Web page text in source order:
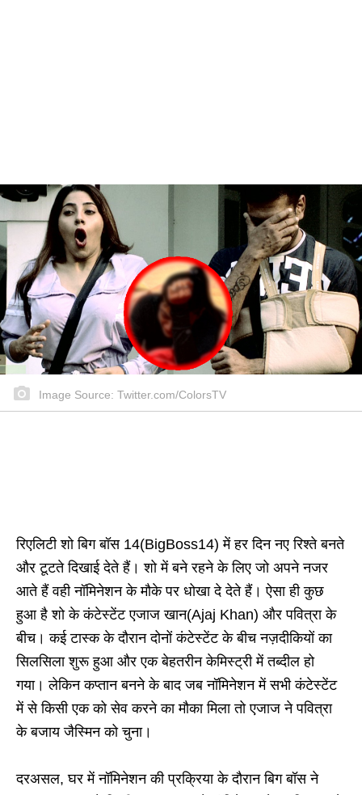
Image Source: Twitter.com/ColorsTV
रिएलिटी शो बिग बॉस 14(BigBoss14) में हर दिन नए रिश्ते बनते
और टूटते दिखाई देते हैं। शो में बने रहने के लिए जो अपने नजर
आते हैं वही नॉमिनेशन के मौके पर धोखा दे देते हैं। ऐसा ही कुछ
हुआ है शो के कंटेस्टेंट एजाज खान(Ajaj Khan) और पवित्रा के
बीच। कई टास्क के दौरान दोनों कंटेस्टेंट के बीच नज़दीकियों का
सिलसिला शुरू हुआ और एक बेहतरीन केमिस्ट्री में तब्दील हो
गया। लेकिन कप्तान बनने के बाद जब नॉमिनेशन में सभी कंटेस्टेंट
में से किसी एक को सेव करने का मौका मिला तो एजाज ने पवित्रा
के बजाय जैस्मिन को चुना।
दरअसल, घर में नॉमिनेशन की प्रक्रिया के दौरान बिग बॉस ने